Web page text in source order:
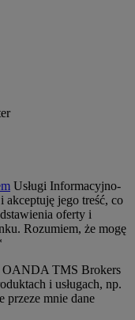
Usługi Informacyjno-
jego treść, co
oferty i
Rozumiem, że mogę
OANDA TMS Brokers
i usługach, np.
przeze mnie dane